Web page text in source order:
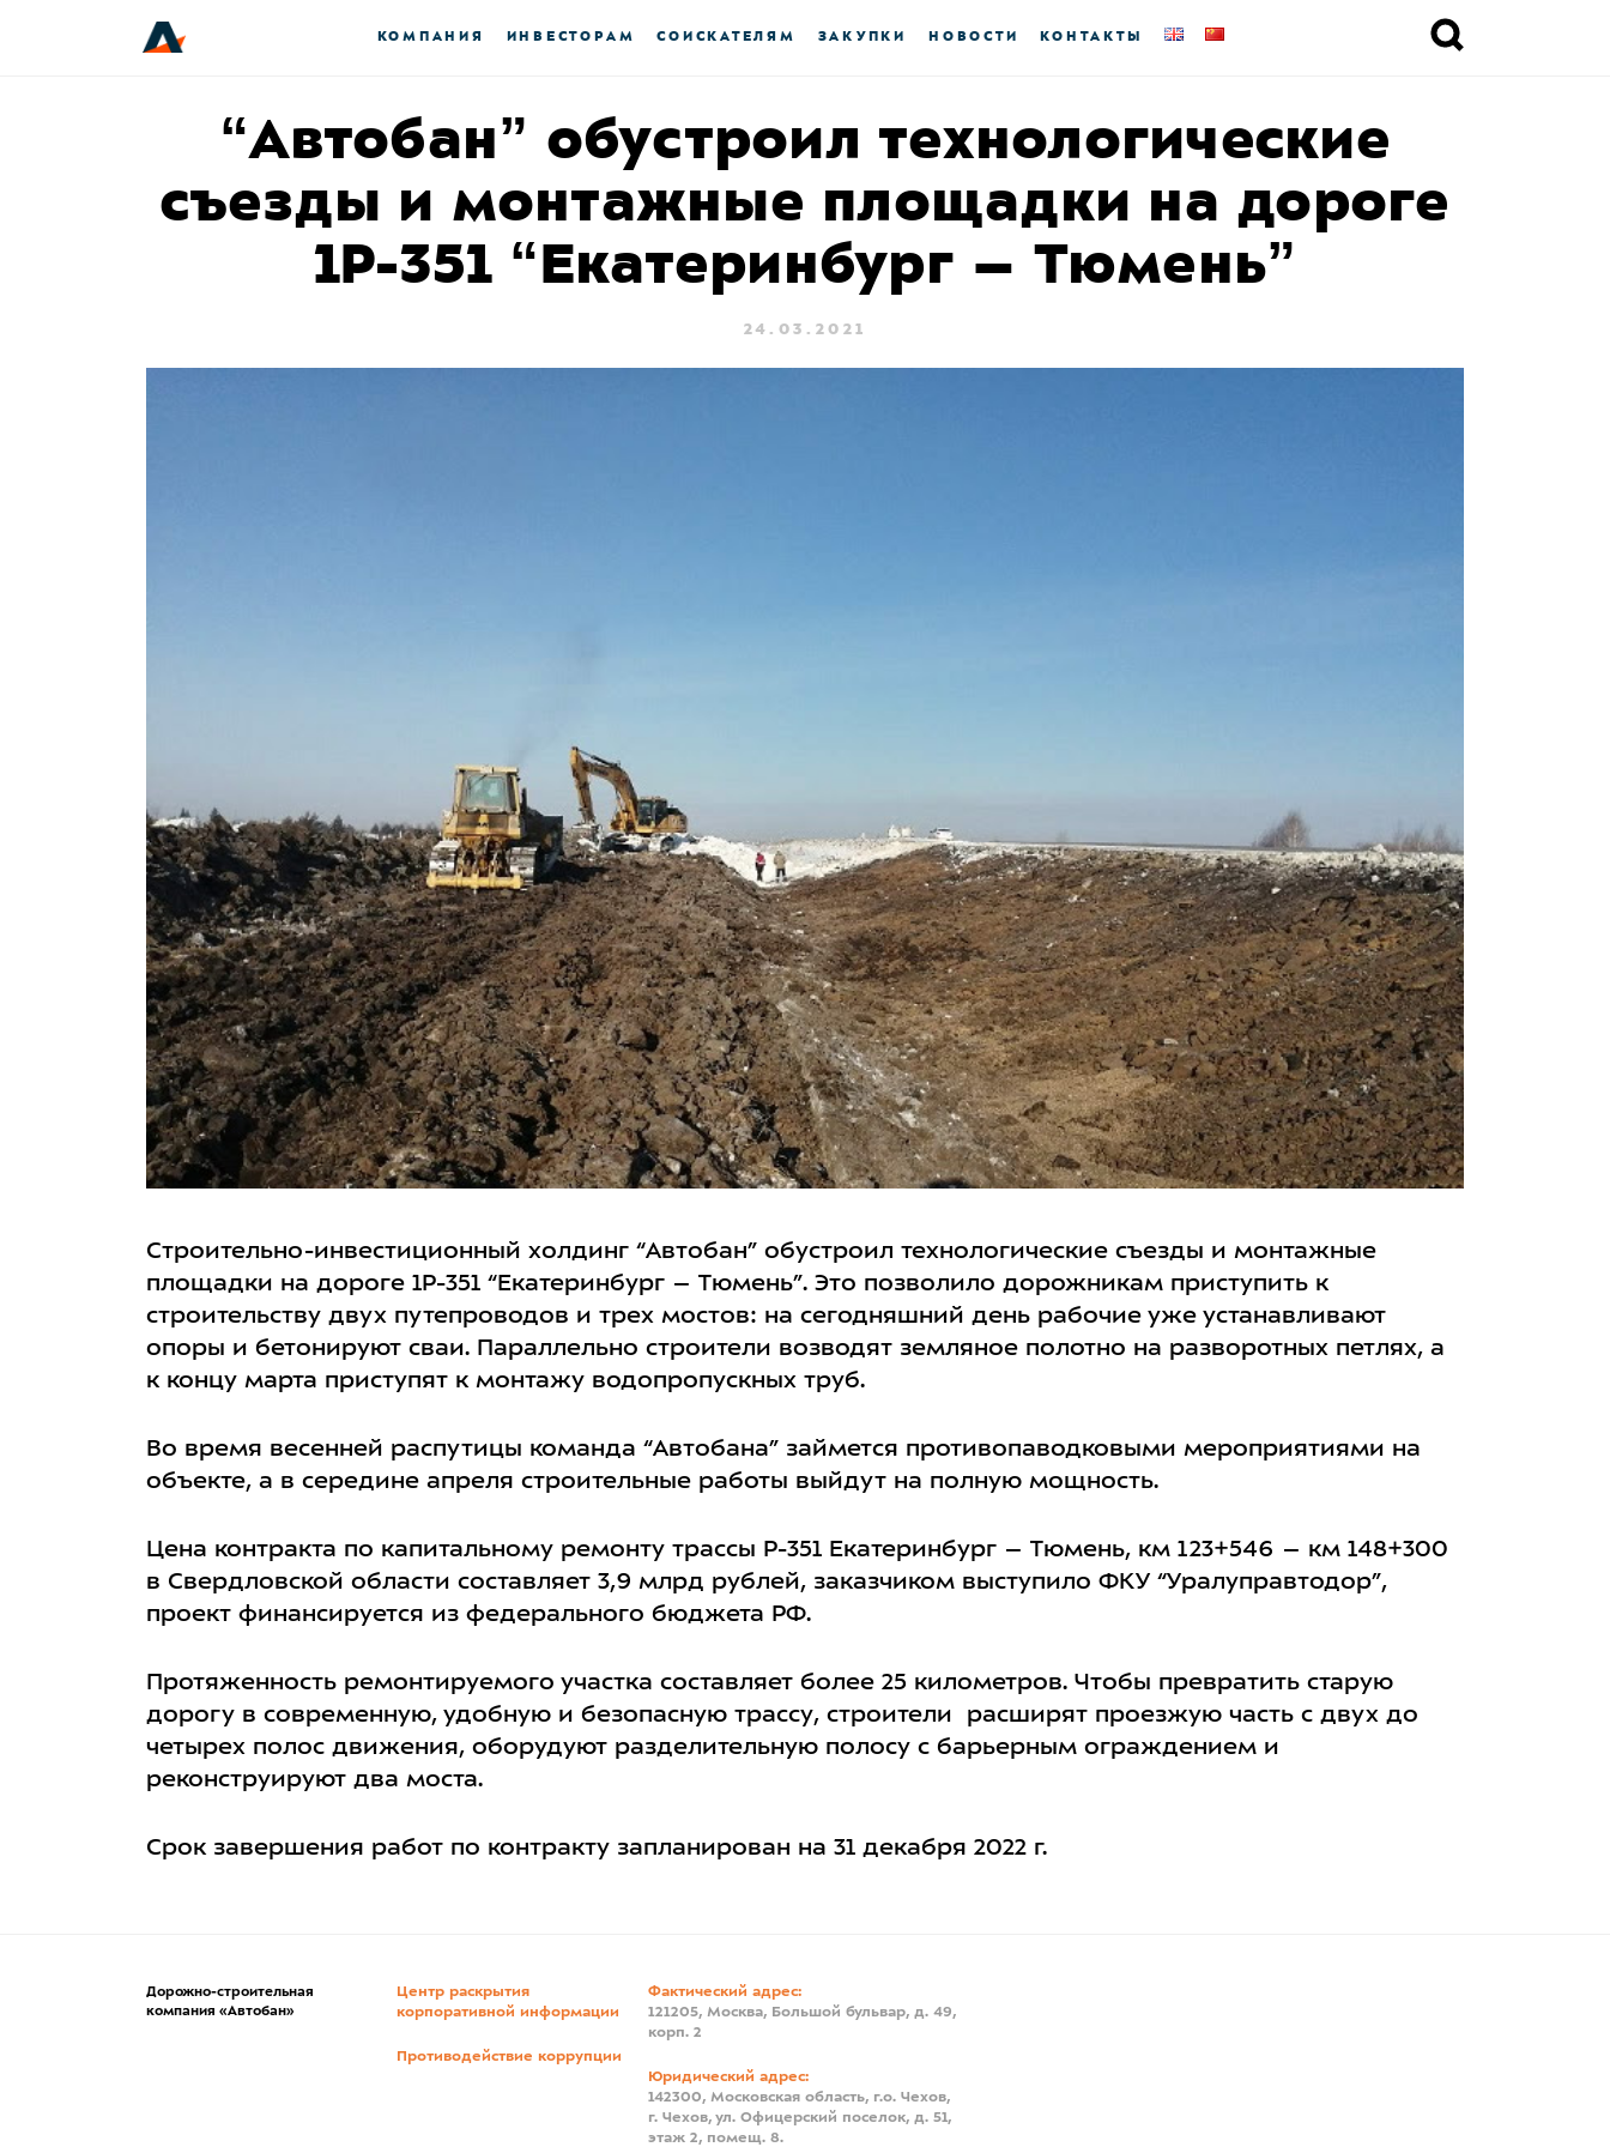
КОМПАНИЯ ИНВЕСТОРАМ СОИСКАТЕЛЯМ ЗАКУПКИ НОВОСТИ КОНТАКТЫ
“Автобан” обустроил технологические
съезды и монтажные площадки на дороге
1Р-351 “Екатеринбург – Тюмень”
24.03.2021
Строительно-инвестиционный холдинг “Автобан” обустроил технологические съезды и монтажные
площадки на дороге 1Р-351 “Екатеринбург – Тюмень”. Это позволило дорожникам приступить к
строительству двух путепроводов и трех мостов: на сегодняшний день рабочие уже устанавливают
опоры и бетонируют сваи. Параллельно строители возводят земляное полотно на разворотных петлях, а
к концу марта приступят к монтажу водопропускных труб.
Во время весенней распутицы команда “Автобана” займется противопаводковыми мероприятиями на
объекте, а в середине апреля строительные работы выйдут на полную мощность.
Цена контракта по капитальному ремонту трассы Р-351 Екатеринбург – Тюмень, км 123+546 – км 148+300
в Свердловской области составляет 3,9 млрд рублей, заказчиком выступило ФКУ “Уралуправтодор”,
проект финансируется из федерального бюджета РФ.
Протяженность ремонтируемого участка составляет более 25 километров. Чтобы превратить старую
дорогу в современную, удобную и безопасную трассу, строители расширят проезжую часть с двух до
четырех полос движения, оборудуют разделительную полосу с барьерным ограждением и
реконструируют два моста.
Срок завершения работ по контракту запланирован на 31 декабря 2022 г.
Дорожно-строительная
компания «Автобан»
Центр раскрытия
корпоративной информации
Противодействие коррупции
Фактический адрес:
121205, Москва, Большой бульвар, д. 49,
корп. 2
Юридический адрес:
142300, Московская область, г.о. Чехов,
г. Чехов, ул. Офицерский поселок, д. 51,
этаж 2, помещ. 8.